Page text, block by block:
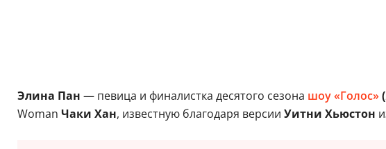
Элина Пан — певица и финалистка десятого сезона шоу «Голос»(
Woman Чаки Хан, известную благодаря версии Уитни Хьюстон